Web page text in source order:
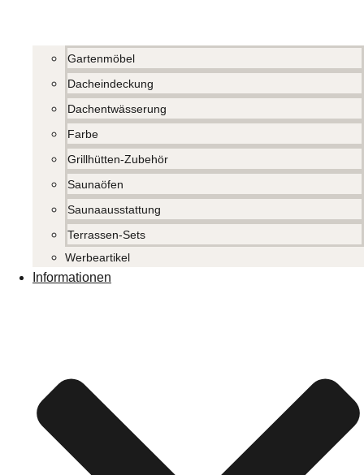
Gartenmöbel
Dacheindeckung
Dachentwässerung
Farbe
Grillhütten-Zubehör
Saunaöfen
Saunaausstattung
Terrassen-Sets
Werbeartikel
Informationen